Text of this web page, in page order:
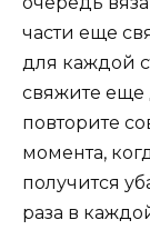
части еще
для каждой
свяжите еще
повторите
момента,
получится
раза в